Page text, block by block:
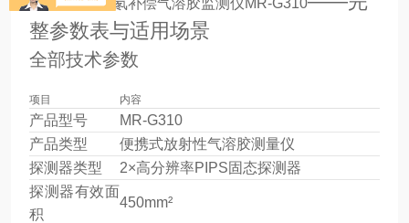
便携式氡补偿气溶胶监测仪MR-G310
整参数表与适用场景
全部技术参数
项目 内容
产品型号
MR-G310
产品类型
便携式放射性气溶胶测量仪
探测器类型
2×高分辨率PIPS固态探测器
探测器有效面
积
450mm²